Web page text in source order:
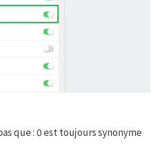
que : 0 est toujours synonyme